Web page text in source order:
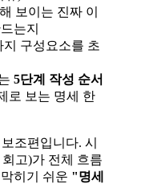
보이는 진짜 이
는지
구성요소를 초
5단계 작성 순서
로 보는 명세 한
조편입니다. 시
고)가 전체 흐름
히기 쉬운 "명세